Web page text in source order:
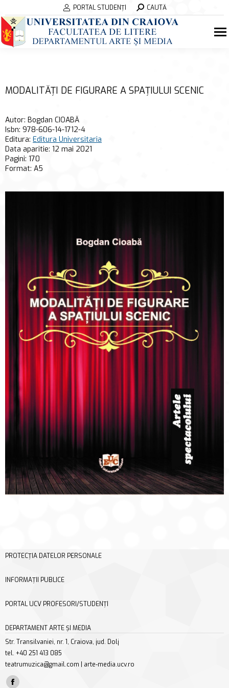
PORTAL STUDENȚI Search:CAUTĂ
MODALITĂȚI DE FIGURARE A SPAȚIULUI SCENIC
Autor: Bogdan CIOABĂ
Isbn: 978-606-14-1712-4
Editura: Editura Universitaria
Data aparitie: 12 mai 2021
Pagini: 170
Format: A5
PROTECȚIA DATELOR PERSONALE
INFORMAȚII PUBLICE
PORTAL UCV PROFESORI/STUDENȚI
DEPARTAMENT ARTE ȘI MEDIA
Str. Transilvaniei, nr. 1, Craiova, jud. Dolj
tel. +40 251 413 085
teatrumuzica@gmail.com | arte-media.ucv.ro
Find us on: